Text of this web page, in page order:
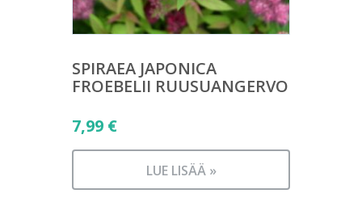
SPIRAEA JAPONICA
FROEBELII RUUSUANGERVO
7,99 €
LUE LISÄÄ »